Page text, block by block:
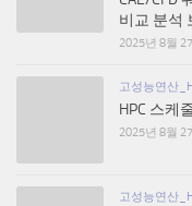
비교 분석
2025년 8월
고성능연산
HPC 스케
2025년 8월
고성능연산